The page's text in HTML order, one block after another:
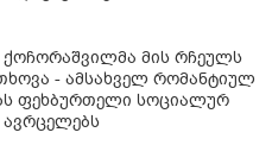
მის რჩეულს
- ამსახველ რომანტიულ
ფეხბურთელი სოციალურ